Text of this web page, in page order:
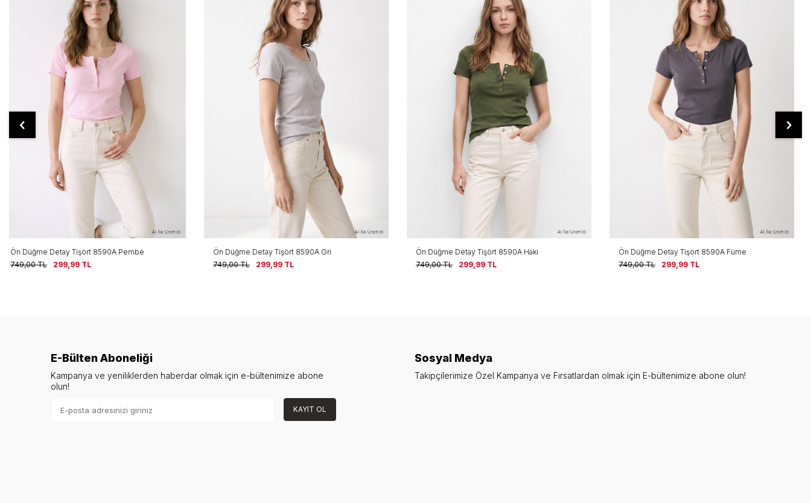
Ön Düğme Detay Tişört 8590A Gri
749,00TL 299,99TL
Ön Düğme Detay Tişört 8590A Haki
749,00TL 299,99TL
Ön Düğme Detay Tişört 8590A Füme
749,00TL 299,99TL
Polo Yaka Kısa Kol Crop Tişört 26651 Vizon
874,00TL 349,99TL
E-Bülten Aboneliği
Kampanya ve yeniliklerden haberdar olmak için e-bültenimize abone
olun!
KAYIT OL
Sosyal Medya
Takipçilerimize Özel Kampanya ve Fırsatlardan olmak için E-bültenimize abone olun!